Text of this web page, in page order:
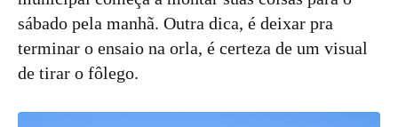
sábado pela manhã. Outra dica, é deixar pra
terminar o ensaio na orla, é certeza de um visual
de tirar o fôlego.